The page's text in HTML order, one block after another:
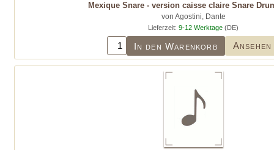
Mexique Snare - version caisse claire Snare
von Agostini, Dante
Lieferzeit: 9-12 Werktage (DE)
In den Warenkorb Ansehen